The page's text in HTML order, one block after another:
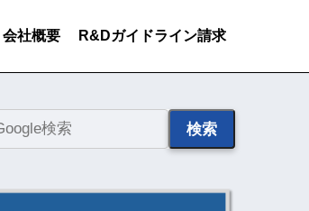
会社概要 R&Dガイドライン請求
検索